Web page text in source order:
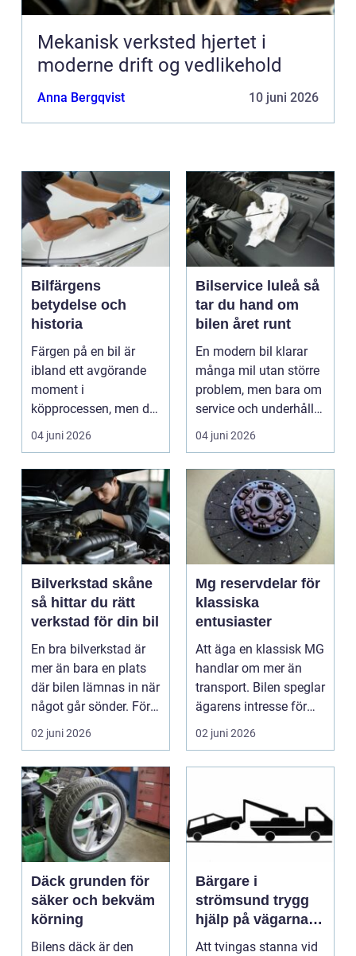
Mekanisk verksted hjertet i
moderne drift og vedlikehold
Anna Bergqvist 10 juni 2026
Bilfärgens
betydelse och
historia
Färgen på en bil är
ibland ett avgörande
moment i
köpprocessen, men det
ha...
04 juni 2026
Bilservice luleå så
tar du hand om
bilen året runt
En modern bil klarar
många mil utan större
problem, men bara om
service och underhåll
sköts i tid. I...
04 juni 2026
Bilverkstad skåne
så hittar du rätt
verkstad för din bil
En bra bilverkstad är
mer än bara en plats
där bilen lämnas in när
något går sönder. För
många biläg...
02 juni 2026
Mg reservdelar för
klassiska
entusiaster
Att äga en klassisk MG
handlar om mer än
transport. Bilen speglar
ägarens intresse för
teknik, histo...
02 juni 2026
Däck grunden för
säker och bekväm
körning
Bilens däck är den
Bärgare i
strömsund trygg
hjälp på vägarna
året runt
Att tvingas stanna vid